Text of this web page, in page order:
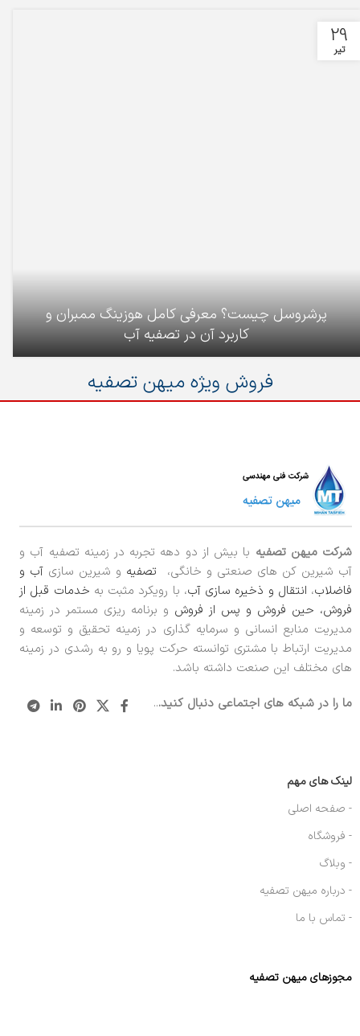
29
تیر
پرشروسل چیست؟ معرفی کامل هوزینگ ممبران و
کاربرد آن در تصفیه آب
فروش ویژه میهن تصفیه
شرکت میهن تصفیه با بیش از دو دهه تجربه در زمینه تصفیه آب و
آب شیرین کن های صنعتی و خانگی،
تصفیه و شیرین سازی آب و
فاضلاب، انتقال و ذخیره سازی آب، با رویکرد مثبت به خدمات قبل از
فروش، حین فروش و پس از فروش و برنامه ریزی مستمر در زمینه
مدیریت منابع انسانی و سرمایه گذاری در زمینه تحقیق و توسعه و
مدیریت ارتباط با مشتری توانسته حرکت پویا و رو به رشدی در زمینه
های مختلف این صنعت داشته باشد.
ما را در شبکه های اجتماعی دنبال کنید...
لینک های مهم
- صفحه اصلی
- فروشگاه
- وبلاگ
- درباره میهن تصفیه
- تماس با ما
مجوزهای میهن تصفیه